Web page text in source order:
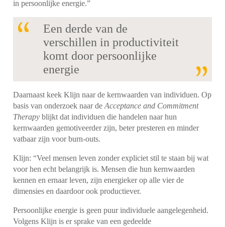
in persoonlijke energie.”
Een derde van de
verschillen in productiviteit
komt door persoonlijke
energie
Daarnaast keek Klijn naar de kernwaarden van individuen. Op
basis van onderzoek naar deAcceptance and Commitment
Therapy blijkt dat individuen die handelen naar hun
kernwaarden gemotiveerder zijn, beter presteren en minder
vatbaar zijn voor burn-outs.
Klijn: “Veel mensen leven zonder expliciet stil te staan bij wat
voor hen echt belangrijk is. Mensen die hun kernwaarden
kennen en ernaar leven, zijn energieker op alle vier de
dimensies en daardoor ook productiever.
Persoonlijke energie is geen puur individuele aangelegenheid.
Volgens Klijn is er sprake van een gedeelde